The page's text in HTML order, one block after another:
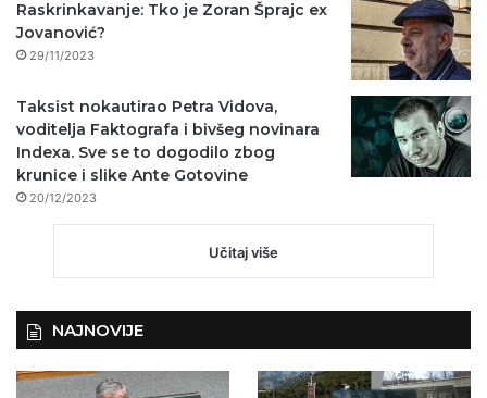
Raskrinkavanje: Tko je Zoran Šprajc ex
Jovanović?
29/11/2023
Taksist nokautirao Petra Vidova,
voditelja Faktografa i bivšeg novinara
Indexa. Sve se to dogodilo zbog
krunice i slike Ante Gotovine
20/12/2023
Učitaj više
NAJNOVIJE